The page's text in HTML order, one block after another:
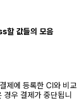
할 값들의 모음
제에 등록한 CI와 비교
경우 결제가 중단됩니